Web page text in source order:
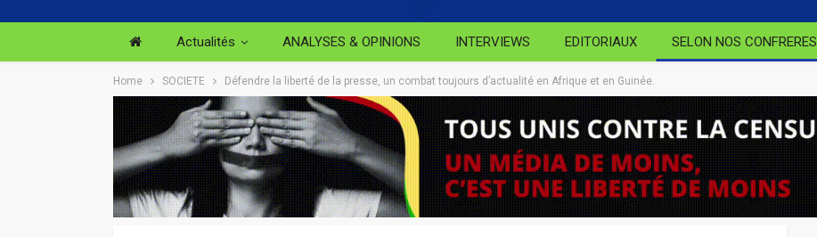
Actualités ANALYSES & OPINIONS INTERVIEWS EDITORIAUX SELON NOS CONFRERES
Home SOCIETE Défendre la liberté de la presse, un combat toujours d’actualité en Afrique et en Guinée.